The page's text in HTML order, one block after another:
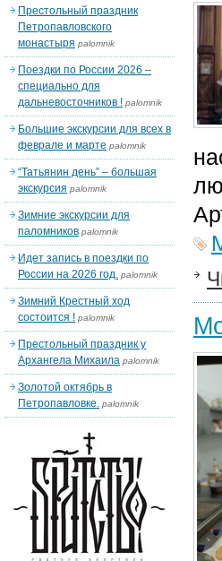
Престольный праздник
Петропавловского
монастыря palomnik
Поездки по России 2026 –
специально для
дальневосточников ! palomnik
Большие экскурсии для всех в
феврале и марте palomnik
“Татьянин день” – большая
экскурсия palomnik
Зимние экскурсии для
паломников palomnik
Идет запись в поездки по
России на 2026 год. palomnik
Зимний Крестный ход
состоится ! palomnik
Престольный праздник у
Архангела Михаила palomnik
Золотой октябрь в
Петропавловке. palomnik